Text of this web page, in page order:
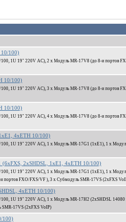
10/100)
1U 19" 220V AC), 2 x Модуль MR-17V8 (до 8-и портов
10/100)
1U 19" 220V AC), 3 x Модуль MR-17V8 (до 8-и портов
10/100)
1U 19" 220V AC), 4 x Модуль MR-17V8 (до 8-и портов
4xETH 10/100)
1U 19" 220V AC), 1 x Модуль MR-17G1 (1xЕ1), 1 x
2xSHDSL, 1xE1, 4xETH 10/100)
1U 19" 220V AC), 1 x Модуль MR-17G1 (1xЕ1), 1 x
портов FXO/FXS/VF ), 3 x Субмодуль SMR-17VS (2xFXS
4xETH 10/100)
1U 19" 220V AC), 1 x Модуль MR-17H2 (2xSHDSL 14080
SMR-17VS (2xFXS VoIP)
100)